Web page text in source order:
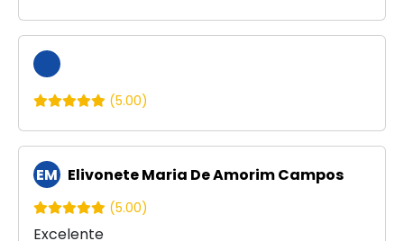
(5.00)
EM Elivonete Maria De Amorim Campos
(5.00)
Excelente